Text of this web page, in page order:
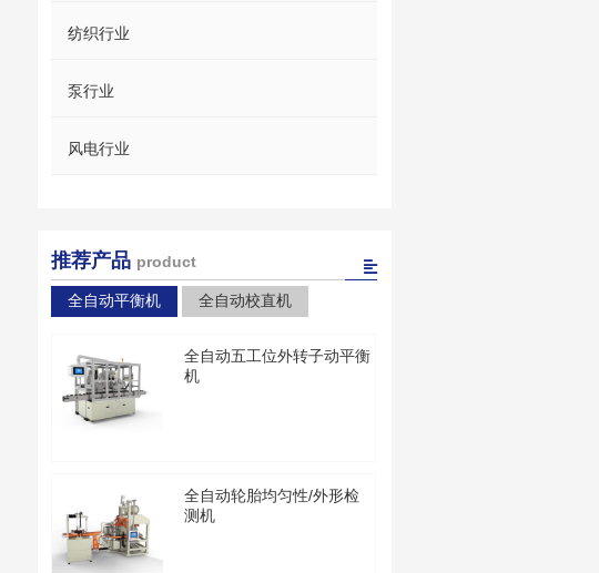
纺织行业
泵行业
风电行业
推荐产品 product
全自动平衡机 全自动校直机
全自动五工位外转子动平衡
机
全自动轮胎均匀性/外形检
测机